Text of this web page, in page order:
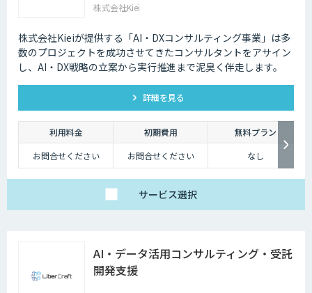
株式会社Kiei
株式会社Kieiが提供する「AI・DXコンサルティング事業」は多
数のプロジェクトを成功させてきたコンサルタントをアサイン
し、AI・DX戦略の立案から実行推進まで泥臭く伴走します。
詳細を見る
利用料金 初期費用
無料プラン
お問合せください
お問合せください なし
サービス選択
AI・データ活用コンサルティング・受託
開発支援